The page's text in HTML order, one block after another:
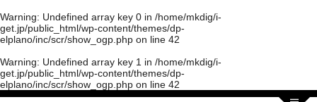
Warning: Undefined array key 0 in /home/mkdig/i-
get.jp/public_html/wp-content/themes/dp-
elplano/inc/scr/show_ogp.php on line 42
Warning: Undefined array key 1 in /home/mkdig/i-
get.jp/public_html/wp-content/themes/dp-
elplano/inc/scr/show_ogp.php on line 42